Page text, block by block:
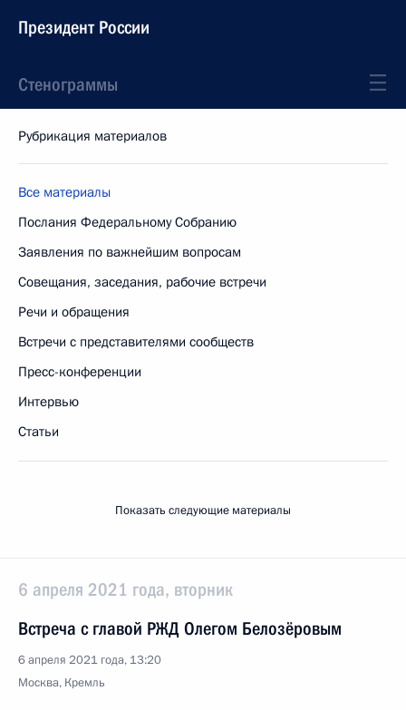
Президент России
Стенограммы
Рубрикация материалов
Все материалы
Послания Федеральному Собранию
Заявления по важнейшим вопросам
Совещания, заседания, рабочие встречи
Речи и обращения
Встречи с представителями сообществ
Пресс-конференции
Интервью
Статьи
Показать следующие материалы
6 апреля 2021 года, вторник
Встреча с главой РЖД Олегом Белозёровым
6 апреля 2021 года, 13:20
Москва, Кремль